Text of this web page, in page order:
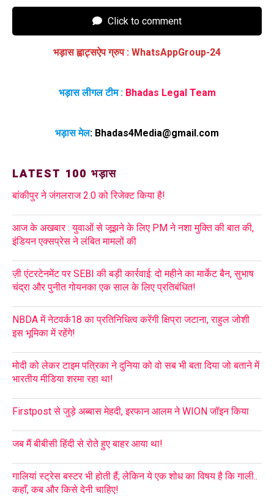
Click to comment
भड़ास ह्वाट्सऐप ग्रुप : WhatsAppGroup-24
भड़ास लीगल टीम : Bhadas Legal Team
भड़ास मेल: Bhadas4Media@gmail.com
LATEST 100 भड़ास
बांकीपुर ने जंगलराज 2.0 को रिजेक्ट किया है!
आज के अखबार : युवाओं से जूझने के लिए PM ने नशा मुक्ति की बात की,
इंडियन एक्सप्रेस ने लंबित मामलों की
ज़ी एंटरटेनमेंट पर SEBI की बड़ी कार्रवाई: दो महीने का मार्केट बैन, सुभाष
चंद्रा और पुनीत गोयनका एक साल के लिए प्रतिबंधित!
NBDA में नेटवर्क18 का प्रतिनिधित्व करेंगी क्षिप्रा जटाना, राहुल जोशी
इस भूमिका में रहेंगे!
मोदी को लेकर टाइम पत्रिका ने दुनिया को वो सब भी बता दिया जो बताने में
भारतीय मीडिया शरमा रहा था!
Firstpost से जुड़े अब्बास मेहदी, इरफान आलम ने WION जॉइन किया
जब मैं बीबीसी हिंदी से रोते हुए बाहर आया था!
गालियां स्ट्रेस बस्टर भी होती हैं; लेकिन ये एक शोध का विषय है कि गाली..
कहाँ, कब और किसे देनी चाहिए!